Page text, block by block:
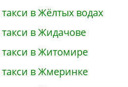
в Жёлтых водах
в Жидачове
в Житомире
в Жмеринке